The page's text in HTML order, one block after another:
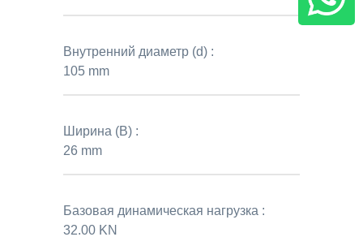
Внутренний диаметр (d) :
105 mm
Ширина (B) :
26 mm
Базовая динамическая нагрузка :
32.00 KN